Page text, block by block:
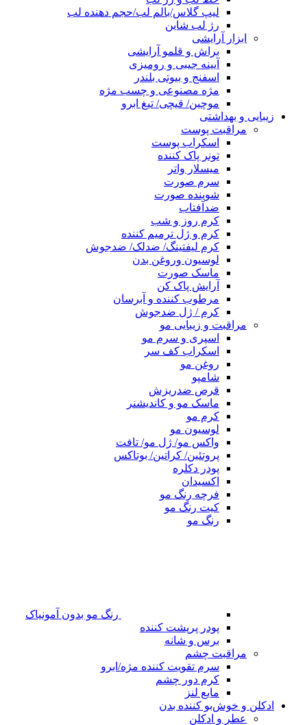
لیپ گلاس/بالم لب/حجم دهنده لب
رژ لب شاین
ابزار آرایشی
براش و قلمو آرایشی
آیینه جیبی و رومیزی
اسفنج و بیوتی بلندر
مژه مصنوعی و چسب مژه
موچین/ قیچی/ تیغ ابرو
زیبایی و بهداشتی
مراقبت پوست
اسکراب پوست
تونر پاک کننده
میسلار واتر
سرم صورت
شوینده صورت
ضدآفتاب
کرم روز و شب
کرم و ژل ترمیم کننده
کرم لیفتینگ/ ضدلک/ ضدجوش
لوسیون وروغن بدن
ماسک صورت
آرایش پاک کن
مرطوب کننده و آبرسان
کرم / ژل ضدجوش
مراقبت و زیبایی مو
اسپری و سرم مو
اسکراب کف سر
روغن مو
شامپو
قرص ضدریزش
ماسک مو و کاندیشنر
کرم مو
لوسیون مو
واکس مو/ ژل مو/ تافت
پروتئین/ کراتین/ بوتاکس
پودر دکلره
اکسیدان
فرچه رنگ مو
کیت رنگ مو
رنگ مو
رنگ مو بدون آمونیاک
پودر پرپشت کننده
برس و شانه
مراقبت چشم
سرم تقویت کننده مژه/ابرو
کرم دور چشم
مایع لنز
ادکلن و خوش‌بو کننده بدن
عطر و ادکلن